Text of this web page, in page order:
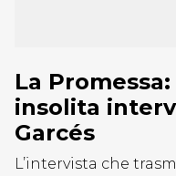
La
insolita
Garcés
L’intervista che